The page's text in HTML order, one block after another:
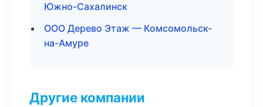
Южно-Сахалинск
ООО Дерево Этаж — Комсомольск-
на-Амуре
Другие компании